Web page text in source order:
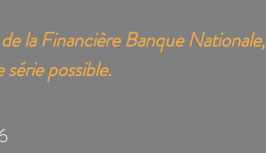
la Financière Banque Nationale,
possible.